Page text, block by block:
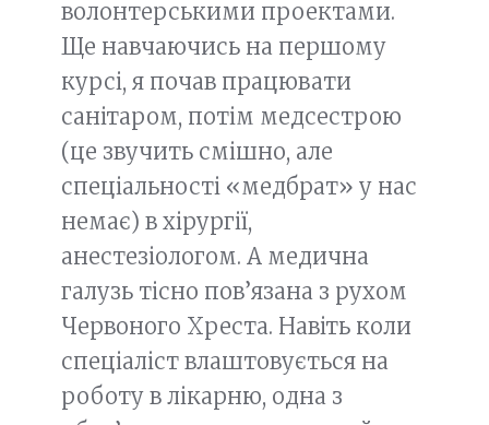
волонтерськими проектами.
Ще навчаючись на першому
курсі, я почав працювати
санітаром, потім медсестрою
(це звучить смішно, але
спеціальності «медбрат» у нас
немає) в хірургії,
анестезіологом. А медична
галузь тісно пов’язана з рухом
Червоного Хреста. Навіть коли
спеціаліст влаштовується на
роботу в лікарню, одна з